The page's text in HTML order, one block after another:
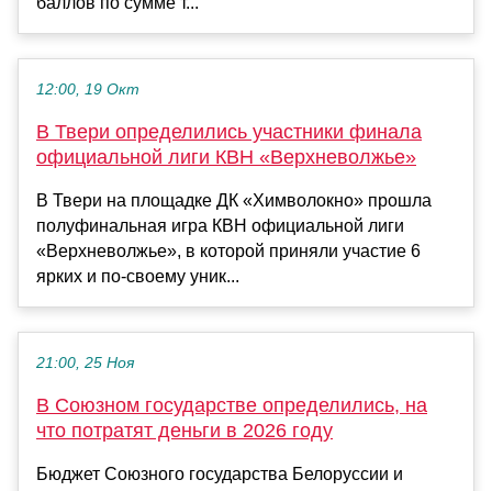
12:00, 19 Окт
В Твери определились участники финала
официальной лиги КВН «Верхневолжье»
В Твери на площадке ДК «Химволокно» прошла
полуфинальная игра КВН официальной лиги
«Верхневолжье», в которой приняли участие 6
ярких и по-своему уник...
21:00, 25 Ноя
В Союзном государстве определились, на
что потратят деньги в 2026 году
Бюджет Союзного государства Белоруссии и